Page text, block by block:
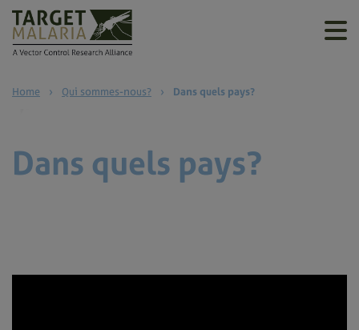
Home › Qui sommes-nous? › Dans quels pays?
Dans quels pays?